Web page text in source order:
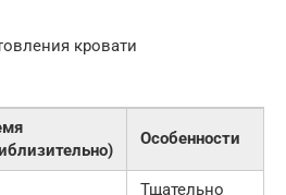
кровати
Особенности
Тщательно